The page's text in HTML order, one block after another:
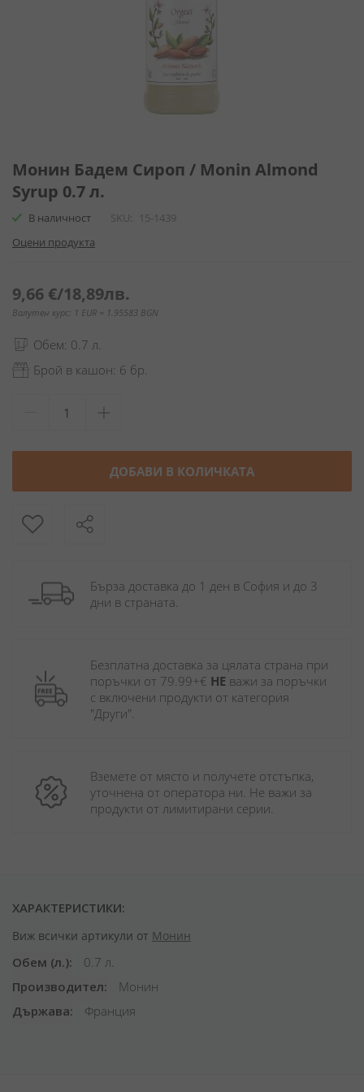
към
на
галерия
снимки
Монин Бадем Сироп / Monin Almond
Syrup 0.7 л.
В наличност SKU
15-1439
Оцени продукта
9,66 €/18,89лв.
Валутен курс: 1 EUR = 1.95583 BGN
Обем: 0.7 л.
Брой в кашон: 6 бр.
ДОБАВИ В КОЛИЧКАТА
Бърза доставка до 1 ден в София и до 3
дни в страната.
Безплатна доставка за цялата страна при
поръчки от 79.99+€ НЕ важи за поръчки
с включени продукти от категория
"Други".
Вземете от място и получете отстъпка,
уточнена от оператора ни. Не важи за
продукти от лимитирани серии.
ХАРАКТЕРИСТИКИ:
Виж всички артикули от Монин
Обем (л.)
0.7 л.
Производител
Монин
Държава
Франция